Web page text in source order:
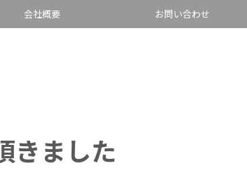
会社概要 お問い合わせ
きました